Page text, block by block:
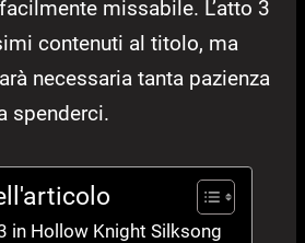
missabile. L’atto 3
contenuti al titolo, ma
necessaria tanta pazienza
spenderci.
in Hollow Knight Silksong